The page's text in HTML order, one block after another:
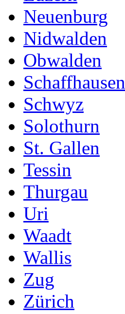
Neuenburg
Nidwalden
Obwalden
Schaffhausen
Schwyz
Solothurn
St. Gallen
Tessin
Thurgau
Uri
Waadt
Wallis
Zug
Zürich